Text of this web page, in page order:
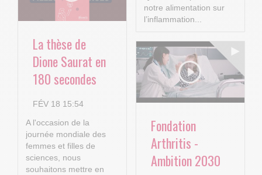
notre alimentation sur
l’inflammation...
La thèse de
Dione Saurat en
180 secondes
FÉV 18 15:54
A l'occasion de la
journée mondiale des
femmes et filles de
sciences, nous
souhaitons mettre en
Fondation
Arthritis -
Ambition 2030